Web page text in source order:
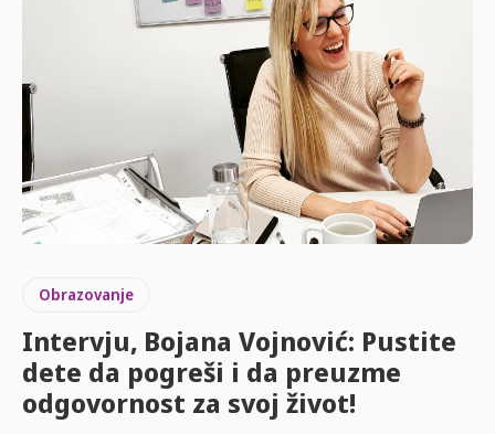
Obrazovanje
Intervju, Bojana Vojnović: Pustite
dete da pogreši i da preuzme
odgovornost za svoj život!